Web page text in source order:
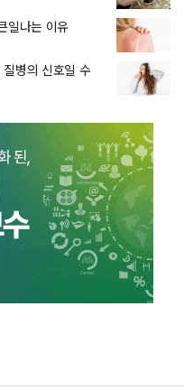
일나는 이유
병의 신호일 수